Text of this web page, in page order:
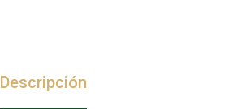
Descripción